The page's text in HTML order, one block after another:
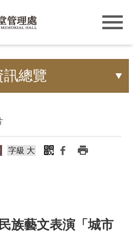
訊總覽
字級 大
族藝文表演「城市